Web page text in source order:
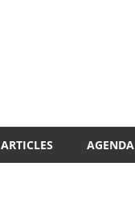
ARTICLES AGENDA